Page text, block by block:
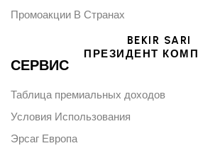
BEKIR SARI
ПРЕЗИДЕНТ
Промоакции В Странах
СЕРВИС
Таблица премиальных доходов
Условия Использования
Эрсаг Европа